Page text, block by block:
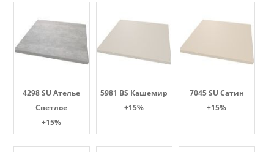
4298 SU Ателье
Светлое
+15%
5981 BS Кашемир
+15%
7045 SU Сатин
+15%